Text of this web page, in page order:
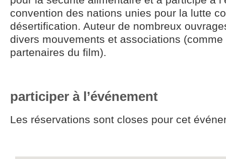
convention des nations unies pour la lutte
désertification. Auteur de nombreux
divers mouvements et associations
partenaires du film).
participer à l’événement
Les réservations sont closes pour cet